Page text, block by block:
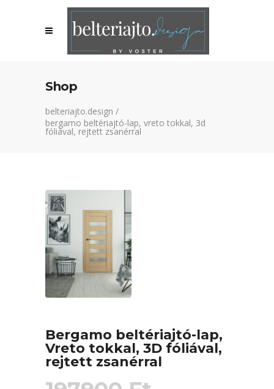
Shop
belteriajto.design /
bergamo beltériajtó-lap, vreto tokkal, 3d
fóliával, rejtett zsanérral
Bergamo beltériajtó-lap,
Vreto tokkal, 3D fóliával,
rejtett zsanérral